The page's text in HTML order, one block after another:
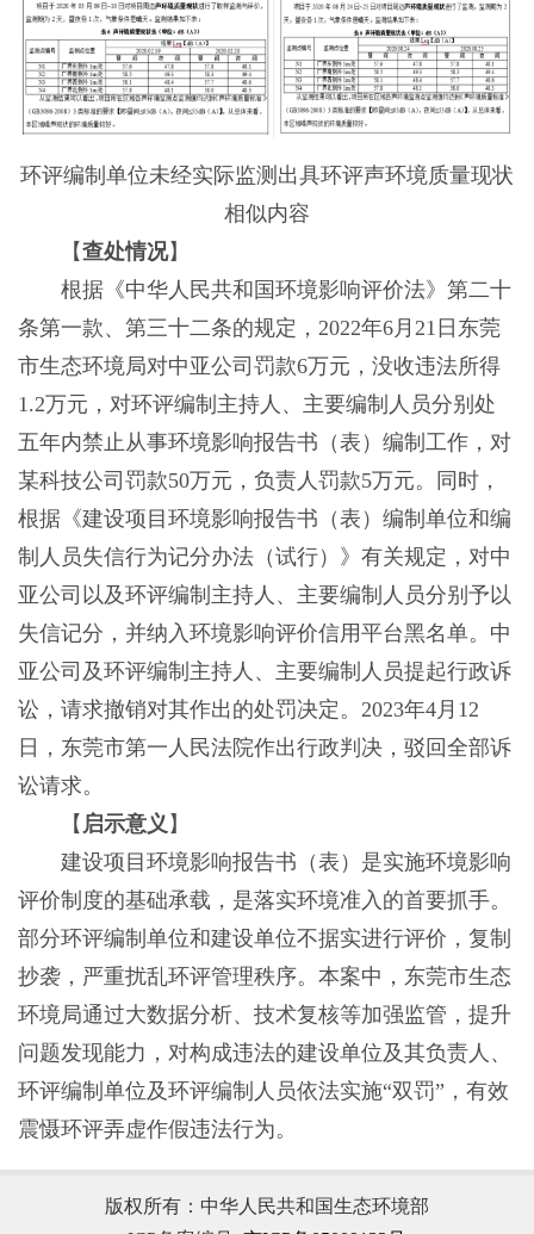
环评编制单位未经实际监测出具环评声环境质量现状
相似内容
【查处情况】
根据《中华人民共和国环境影响评价法》第二十
条第一款、第三十二条的规定，2022年6月21日东莞
市生态环境局对中亚公司罚款6万元，没收违法所得
1.2万元，对环评编制主持人、主要编制人员分别处
五年内禁止从事环境影响报告书（表）编制工作，对
某科技公司罚款50万元，负责人罚款5万元。同时，
根据《建设项目环境影响报告书（表）编制单位和编
制人员失信行为记分办法（试行）》有关规定，对中
亚公司以及环评编制主持人、主要编制人员分别予以
失信记分，并纳入环境影响评价信用平台黑名单。中
亚公司及环评编制主持人、主要编制人员提起行政诉
讼，请求撤销对其作出的处罚决定。2023年4月12
日，东莞市第一人民法院作出行政判决，驳回全部诉
讼请求。
【 启示意义 】
建设项目环境影响报告书（表）是实施环境影响
评价制度的基础承载，是落实环境准入的首要抓手。
部分环评编制单位和建设单位不据实进行评价，复制
抄袭，严重扰乱环评管理秩序。本案中，东莞市生态
环境局通过大数据分析、技术复核等加强监管，提升
问题发现能力，对构成违法的建设单位及其负责人、
环评编制单位及环评编制人员依法实施“双罚”，有效
震慑环评弄虚作假违法行为。
版权所有：中华人民共和国生态环境部